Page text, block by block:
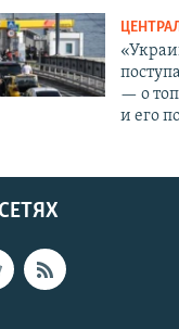
— о
и его